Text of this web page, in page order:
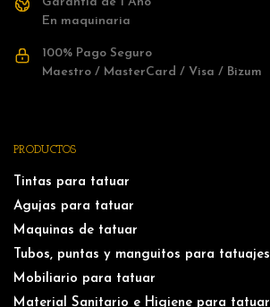
En maquinaria
100% Pago Seguro
Maestro / MasterCard / Visa / Bizum
PRODUCTOS
Tintas para tatuar
Agujas para tatuar
Maquinas de tatuar
Tubos, puntas y manguitos para tatuajes
Mobiliario para tatuar
Material Sanitario e Higiene para tatuar